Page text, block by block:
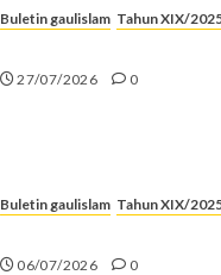
Buletin gaulislam Tahun XIX/
27/07/2026 0
Buletin gaulislam Tahun XIX/
06/07/2026 0